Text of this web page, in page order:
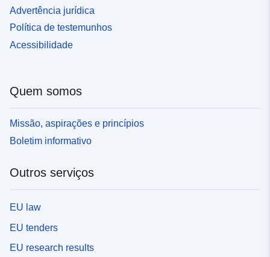
Advertência jurídica
Política de testemunhos
Acessibilidade
Quem somos
Missão, aspirações e princípios
Boletim informativo
Outros serviços
EU law
EU tenders
EU research results